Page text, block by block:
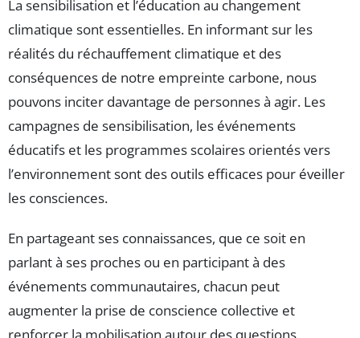
La sensibilisation et l’éducation au changement
climatique sont essentielles. En informant sur les
réalités du réchauffement climatique et des
conséquences de notre empreinte carbone, nous
pouvons inciter davantage de personnes à agir. Les
campagnes de sensibilisation, les événements
éducatifs et les programmes scolaires orientés vers
l’environnement sont des outils efficaces pour éveiller
les consciences.
En partageant ses connaissances, que ce soit en
parlant à ses proches ou en participant à des
événements communautaires, chacun peut
augmenter la prise de conscience collective et